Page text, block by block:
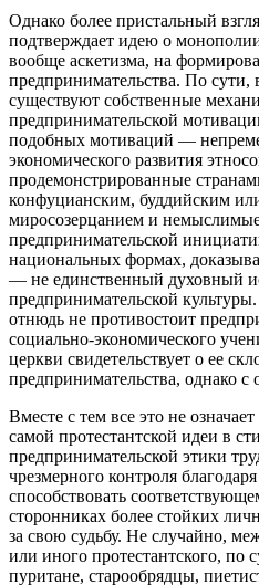
Однако более пристальный
подтверждает идею о
вообще аскетизма, на
предпринимательства. По сути,
существуют собственные
предпринимательской
подобных мотиваций —
экономического развития
продемонстрированные
конфуцианским, буддийским
миросозерцанием и
предпринимательской
национальных формах,
— не единственный духовный
предпринимательской
отнюдь не противостоит
социально-экономического
церкви свидетельствует о ее
предпринимательства, однако
Вместе с тем все это не
самой протестантской идеи в
предпринимательской этики
чрезмерного контроля
способствовать
сторонниках более стойких
за свою судьбу. Не случайно,
или иного протестантского, по
пуритане, старообрядцы,